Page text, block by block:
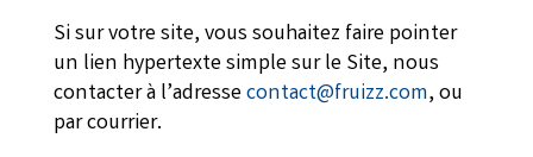
Si sur votre site, vous souhaitez faire pointer
un lien hypertexte simple sur le Site, nous
contacter à l’adressecontact@fruizz.com, ou
par courrier.